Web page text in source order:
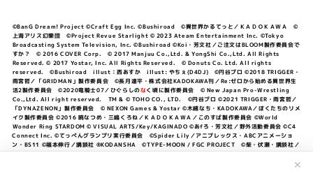
✕
©BanG Dream! Project ©Craft Egg Inc. ©Bushiroad ©異世界かるてっと／ＫＡＤＯＫＡＷＡ ©
上海アリス幻樂団 ©Project Revue Starlight © 2023 Ateam Entertainment Inc. ©Tokyo
Broadcasting System Television, Inc. ©Bushiroad ©Koi・芳文社／ご注文はBLOOM製作委員会で
すか？ © 2016 COVER Corp. © 2017 Manjuu Co.,Ltd. & YongShi Co.,Ltd. All Rights
Reserved. © 2017 Yostar, Inc. All Rights Reserved. © Donuts Co. Ltd. All rights
reserved. ©Bushiroad illust：西あすか illust: やちぇ(D4DJ) ©円谷プロ ©2018 TRIGGER・
雨宮哲／「GRIDMAN」製作委員会 ©長月達平・株式会社KADOKAWA刊／Re:ゼロから始める異世界生
活2製作委員会 ©2020竜騎士07／ひぐらしのなく頃に製作委員会 © New Japan Pro-Wrestling
Co.,Ltd. All right reserved. TM & © TOHO CO., LTD. ©円谷プロ ©2021 TRIGGER・雨宮哲／
「DYNAZENON」製作委員会 © NEXON Games & Yostar ©木緒なち・KADOKAWA／ぼくたちのリメ
イク製作委員会 ©2016 暁なつめ・三嶋くろね／ＫＡＤＯＫＡＷＡ／このすば製作委員会 ©World
Wonder Ring STARDOM © VISUAL ARTS/Key/KAGINADO ©あfろ・芳文社／野外活動委員会 ©C4
Connect Inc. ©てっぺんグランプリ実行委員会 ©Spider Lily／アニプレックス・ABCアニメーショ
ン・BS11 ©福本伸行／講談社 ®KODANSHA ©TYPE-MOON / FGC PROJECT ©柴・伏瀬・講談社／